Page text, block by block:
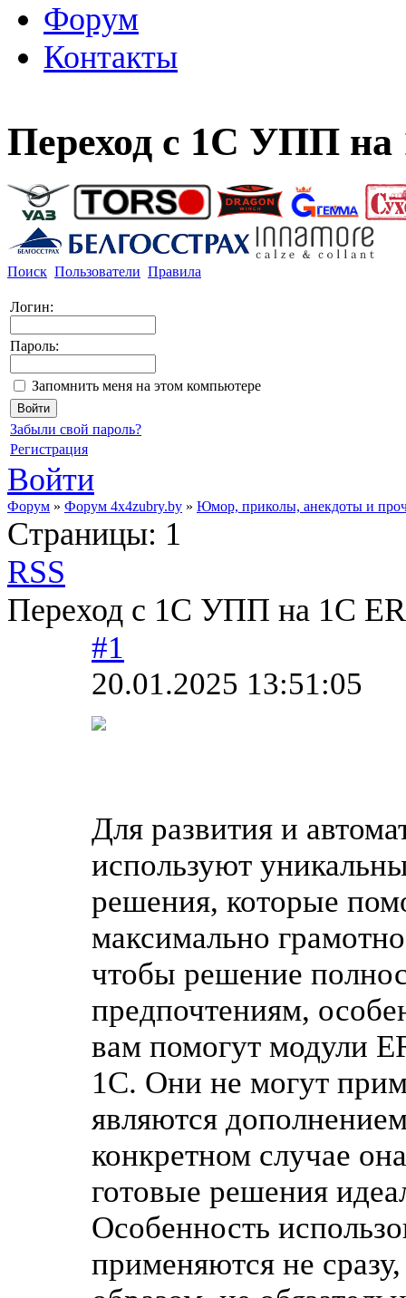
Форум
Контакты
Переход с 1С УПП на
Поиск Пользователи Правила
Логин:
Пароль:
Запомнить меня на этом компьютере
Забыли свой пароль?
Регистрация
Войти
Форум » Форум 4x4zubry.by » Юмор, приколы, анекдоты и
Страницы: 1
RSS
Переход с 1С УПП на 1С
#1
20.01.2025 13:51:05
Для развития и
используют
решения, которые
максимально
чтобы решение
предпочтениям,
вам помогут модули
1С. Они не могут
являются
конкретном случае
готовые решения
Особенность
применяются не